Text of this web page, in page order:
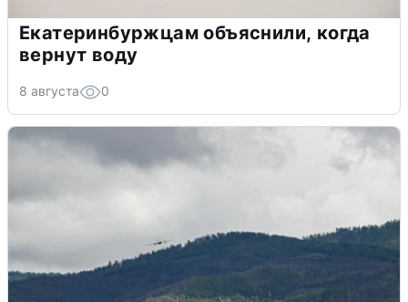
Екатеринбуржцам объяснили, когда
вернут воду
8 августа 0